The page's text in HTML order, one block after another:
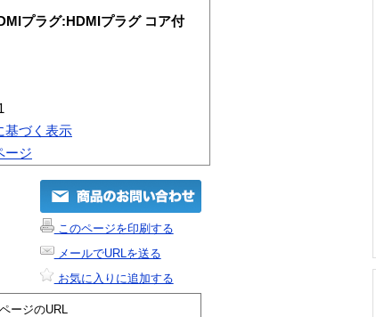
プラグ:HDMIプラグ コア付
基づく表示
ージ
このページを印刷する
メールでURLを送る
お気に入りに追加する
ージのURL